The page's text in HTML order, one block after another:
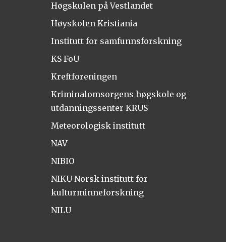
Høgskulen på Vestlandet
Høyskolen Kristiania
Institutt for samfunnsforskning
KS FoU
Kreftforeningen
Kriminalomsorgens høgskole og
utdanningssenter KRUS
Meteorologisk institutt
NAV
NIBIO
NIKU Norsk institutt for
kulturminneforskning
NILU